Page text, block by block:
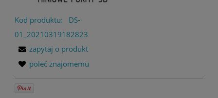
Kod produktu:
DS-
01_20210319182823
zapytaj o produkt
poleć znajomemu